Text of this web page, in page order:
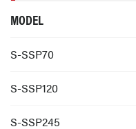
MODEL
S-SSP70
S-SSP120
S-SSP245